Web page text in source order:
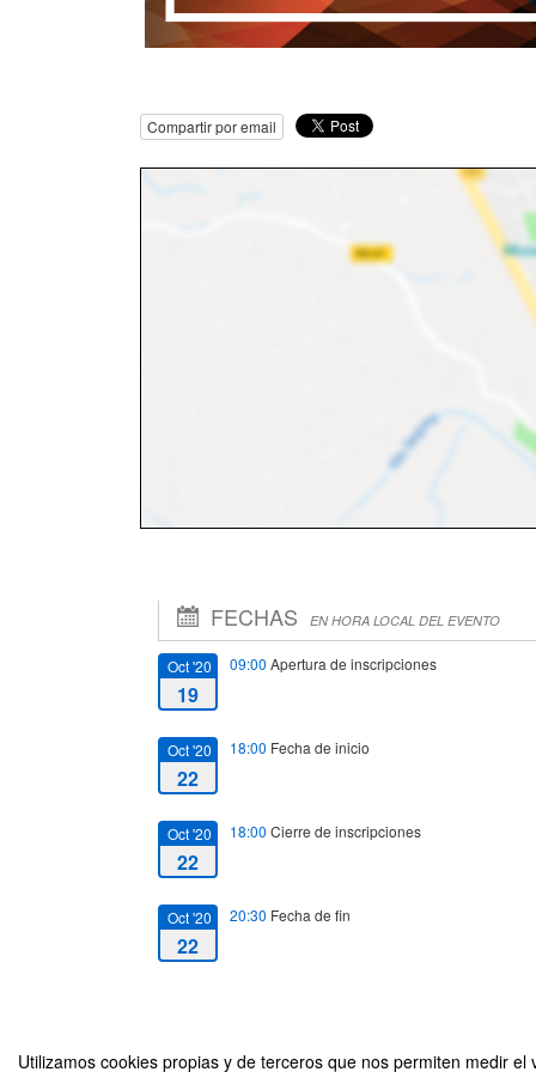
Utilizamos cookies propias y de terceros que nos permiten medir
Compartir por email
FECHAS EN HORA LOCAL DEL EVENTO
Oct '20
19
09:00 Apertura de inscripciones
Oct '20
22
18:00 Fecha de inicio
Oct '20
22
18:00 Cierre de inscripciones
Oct '20
22
20:30 Fecha de fin